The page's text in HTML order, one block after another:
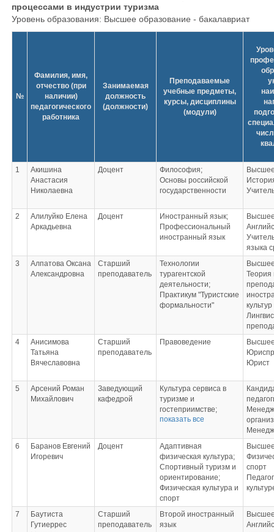
процессами в индустрии туризма
Уровень образования: Высшее образование - бакалавриат
№
Фамилия, имя,
отчество (при
наличии)
педагогического
работника
Занимаемая
должность
(должности)
Преподаваемые
учебные предметы,
курсы, дисциплины
(модули)
1
Акишина
Анастасия
Николаевна
Доцент
Философия;
Основы российской
государственности
2
Алилуйко Елена
Аркадьевна
Доцент
Иностранный язык;
Профессиональный
иностранный язык
языка
3
Алпатова Оксана
Александровна
Старший
преподаватель
Технологии
турагентской
деятельности;
Практикум "Туристские
формальности"
Теория
культур
4
Анисимова
Татьяна
Вячеславовна
Старший
преподаватель
Правоведение
Юрист
5
Арсений Роман
Михайлович
Заведующий
кафедрой
Культура сервиса в
туризме и
гостеприимстве;
Проектирование
профессионального
развития;
Стандартизация и
сертификация в
туристской индустрии
показать все
6
Баранов Евгений
Игоревич
Доцент
Адаптивная
физическая культура;
Спортивный туризм и
ориентирование;
Физическая культура и
спорт
спорт
7
Баутиста
Гутиеррес
Старший
преподаватель
Второй иностранный
язык